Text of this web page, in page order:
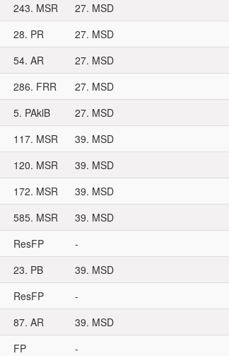
243. MSR 27. MSD
28. PR 27. MSD
54. AR 27. MSD
286. FRR 27. MSD
5. PAklB 27. MSD
117. MSR 39. MSD
120. MSR 39. MSD
172. MSR 39. MSD
585. MSR 39. MSD
ResFP -
23. PB 39. MSD
ResFP -
87. AR 39. MSD
FP -